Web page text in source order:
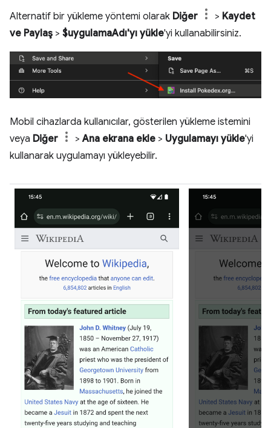
Alternatif bir yükleme yöntemi olarak Diğer > Kaydet
ve Paylaş > $uygulamaAdı'yı yükle'yi kullanabilirsiniz.
Mobil cihazlarda kullanıcılar, gösterilen yükleme istemini
veya Diğer >Ana ekrana ekle > Uygulamayı yükle'yi
kullanarak uygulamayı yükleyebilir.